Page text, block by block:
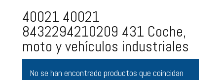
40021 40021
8432294210209 431 Coche,
moto y vehículos industriales
No se han encontrado productos que coincidan